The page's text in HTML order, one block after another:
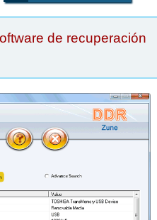
de recuperación